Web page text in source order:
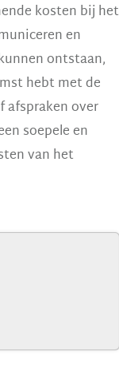
kosten bij het
en
ontstaan,
hebt met de
afspraken over
soepele en
van het